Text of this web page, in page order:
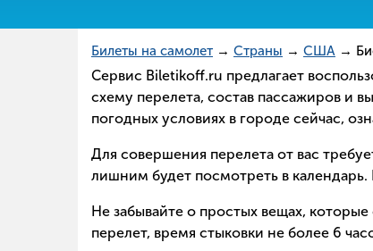
Билеты на самолет → Страны → США →
Сервис Biletikoff.ru предлагает
схему перелета, состав пассажиров и
погодных условиях в городе сейчас,
Для совершения перелета от вас
лишним будет посмотреть в
Не забывайте о простых вещах,
перелет, время стыковки не более 6